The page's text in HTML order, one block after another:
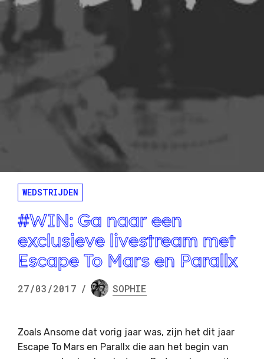
WEDSTRIJDEN
#WIN: Ga naar een
exclusieve livestream met
Escape To Mars en Parallx
27/03/2017 / SOPHIE
Zoals Ansome dat vorig jaar was, zijn het dit jaar
Escape To Mars en Parallx die aan het begin van